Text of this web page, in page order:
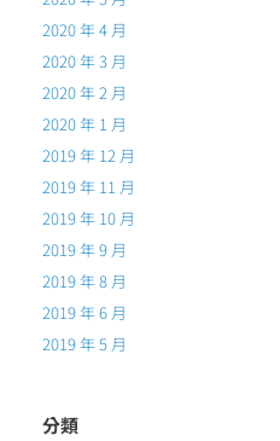
2020 年 4 月
2020 年 3 月
2020 年 2 月
2020 年 1 月
2019 年 12 月
2019 年 11 月
2019 年 10 月
2019 年 9 月
2019 年 8 月
2019 年 6 月
2019 年 5 月
分類